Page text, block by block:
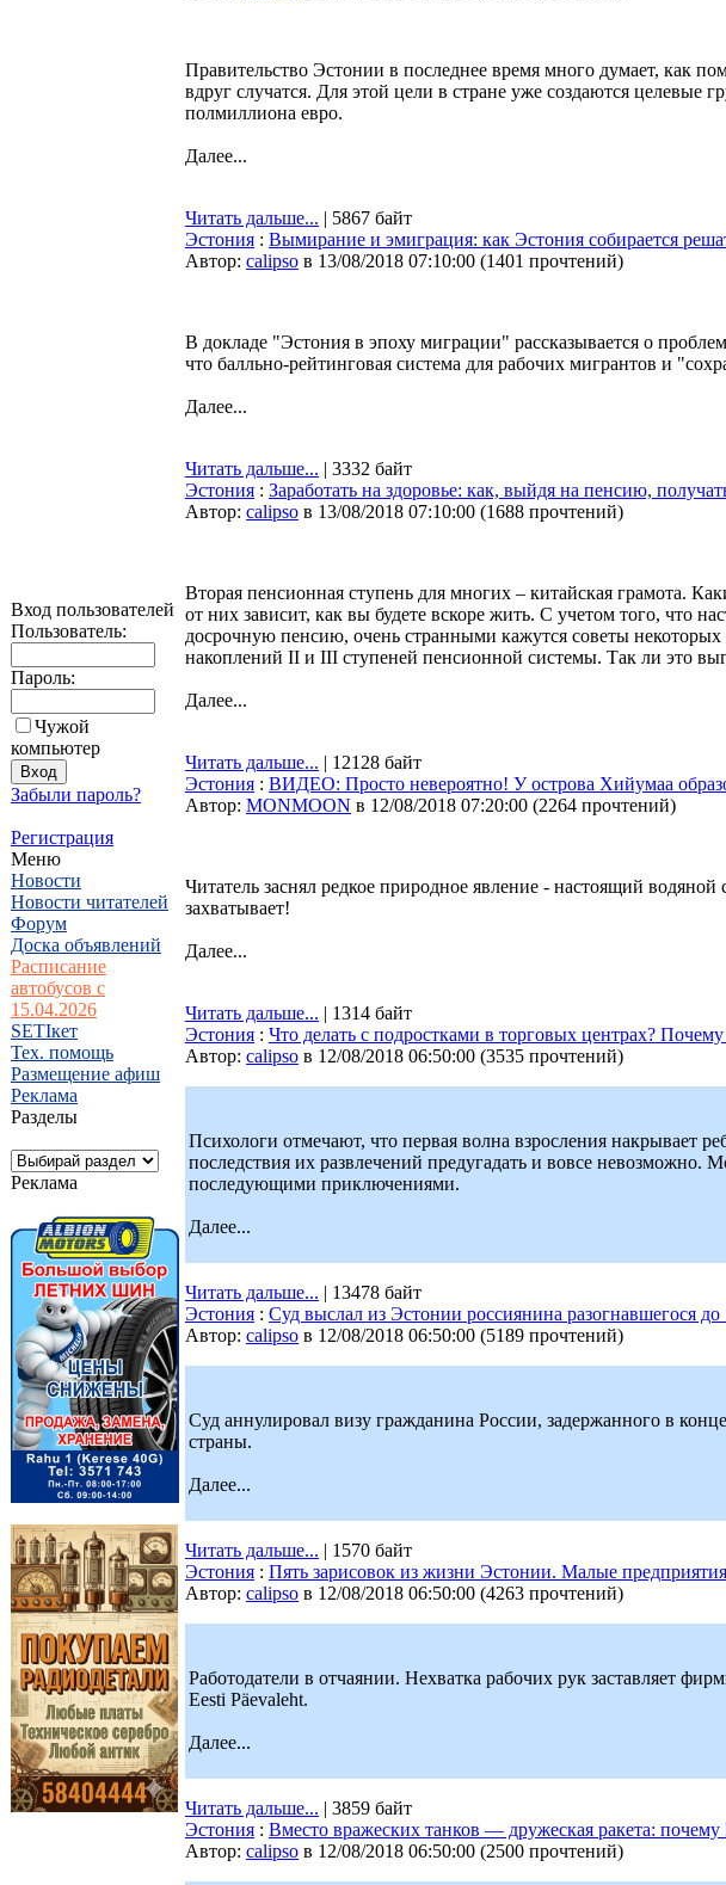
Вход пользователей
Пользователь:
Пароль:
Чужой
компьютер
Забыли пароль?
Регистрация
Меню
Новости
Новости читателей
Форум
Доска объявлений
Расписание
автобусов с
15.04.2026
SETIкет
Тех. помощь
Размещение афиш
Реклама
Разделы
Реклама
Правительство Эстонии в последнее время много думает, как
вдруг случатся. Для этой цели в стране уже создаются
полмиллиона евро.
Далее...
Читать дальше... | 5867 байт
Эстония : Вымирание и эмиграция: как Эстония собирается
Автор: calipso в 13/08/2018 07:10:00 (1401 прочтений)
В докладе "Эстония в эпоху миграции" рассказывается о
что балльно-рейтинговая система для рабочих мигрантов и
Далее...
Читать дальше... | 3332 байт
Эстония : Заработать на здоровье: как, выйдя на пенсию,
Автор: calipso в 13/08/2018 07:10:00 (1688 прочтений)
Вторая пенсионная ступень для многих – китайская грамота.
от них зависит, как вы будете вскоре жить. С учетом того, что
досрочную пенсию, очень странными кажутся советы
накоплений II и III ступеней пенсионной системы. Так ли это
Далее...
Читать дальше... | 12128 байт
Эстония : ВИДЕО: Просто невероятно! У острова Хийумаа
Автор: MONMOON в 12/08/2018 07:20:00 (2264 прочтений)
Читатель заснял редкое природное явление - настоящий
захватывает!
Далее...
Читать дальше... | 1314 байт
Эстония : Что делать с подростками в торговых центрах?
Автор: calipso в 12/08/2018 06:50:00 (3535 прочтений)
Психологи отмечают, что первая волна взросления накрывает
последствия их развлечений предугадать и вовсе
последующими приключениями.
Далее...
Читать дальше... | 13478 байт
Эстония : Суд выслал из Эстонии россиянина разогнавшегося
Автор: calipso в 12/08/2018 06:50:00 (5189 прочтений)
Суд аннулировал визу гражданина России, задержанного в
страны.
Далее...
Читать дальше... | 1570 байт
Эстония : Пять зарисовок из жизни Эстонии. Малые
Автор: calipso в 12/08/2018 06:50:00 (4263 прочтений)
Работодатели в отчаянии. Нехватка рабочих рук заставляет
Eesti Päevaleht.
Далее...
Читать дальше... | 3859 байт
Эстония : Вместо вражеских танков — дружеская ракета:
Автор: calipso в 12/08/2018 06:50:00 (2500 прочтений)